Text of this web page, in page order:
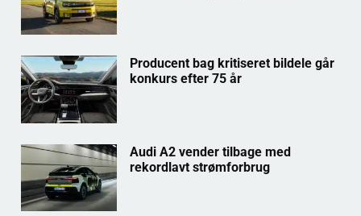
Producent bag kritiseret bildele går
konkurs efter 75 år
Audi A2 vender tilbage med
rekordlavt strømforbrug